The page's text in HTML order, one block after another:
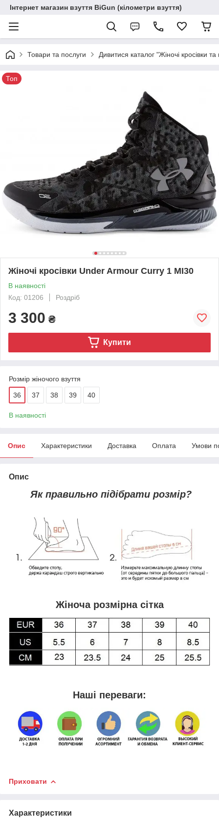
Інтернет магазин взуття BiGun (кілометри взуття)
Товари та послуги Дивитися каталог "Жіночі кросівки та
Топ
Жіночі кросівки Under Armour Curry 1 MI30
В наявності
Код: 01206
Роздріб
3 300 ₴
Купити
Розмір жіночого взуття
36 37 38 39 40
В наявності
Опис Характеристики Доставка Оплата Умови
Опис
Як правильно підібрати розмір?
Жіноча розмірна сітка
Наші переваги:
Приховати
Характеристики